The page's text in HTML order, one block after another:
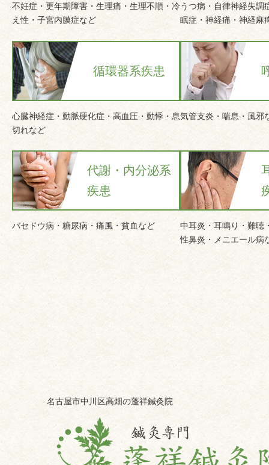
不妊症・更年期障害・生理痛・生理不順・冷
え性・子宮内膜症など
うつ病・自律神経失調
眠症・神経痛・神経麻
循環器系疾患
心臓神経症・動脈硬化症・高血圧・動悸・息
切れなど
気管支炎・喘息・風邪
代謝・内分泌系
疾患
バセドウ病・糖尿病・痛風・貧血など
中耳炎・耳鳴り・難聴
性鼻炎・メニエール病
名古屋市中川区高畑の蓬祥鍼灸院